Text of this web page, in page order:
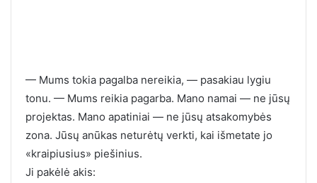
— Mums tokia pagalba nereikia, — pasakiau lygiu
tonu. — Mums reikia pagarba. Mano namai — ne jūsų
projektas. Mano apatiniai — ne jūsų atsakomybės
zona. Jūsų anūkas neturėtų verkti, kai išmetate jo
«kraipiusius» piešinius.
Ji pakėlė akis: